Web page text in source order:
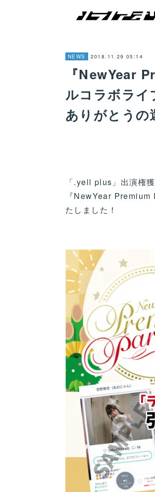
NEWS 2018.11.29 05:14
『NewYear
ルコラボライ
ありがとうの
「.yell plus」出演権
『NewYear
たしました！